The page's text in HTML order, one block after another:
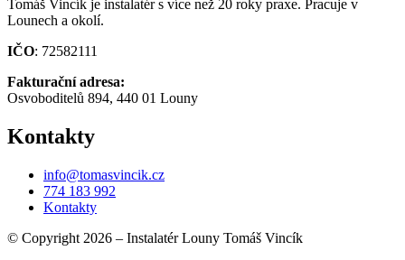
Tomáš Vincík je instalatér s více než 20 roky praxe. Pracuje v
Lounech a okolí.
IČO: 72582111
Fakturační adresa:
Osvoboditelů 894, 440 01 Louny
Kontakty
info@tomasvincik.cz
774 183 992
Kontakty
© Copyright 2026 – Instalatér Louny Tomáš Vincík